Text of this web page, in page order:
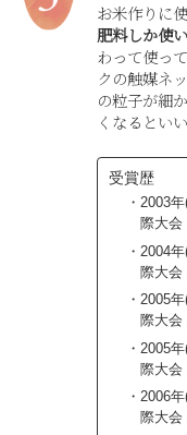
お米作りに
肥料しか使
わって使っ
クの触媒ネ
の粒子が細
くなるといい
受賞歴
2003
際大会
2004
際大会
2005
際大会
2005
際大会
2006
際大会